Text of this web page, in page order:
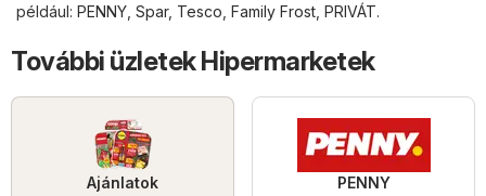
például: PENNY Spar, Tesco Family Frost PRIVÁT.
További üzletek Hipermarketek
Ajánlatok PENNY